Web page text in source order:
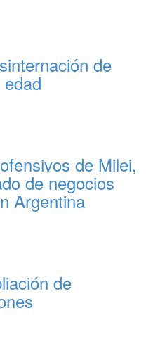
de
de Milei,
de negocios
Argentina
de